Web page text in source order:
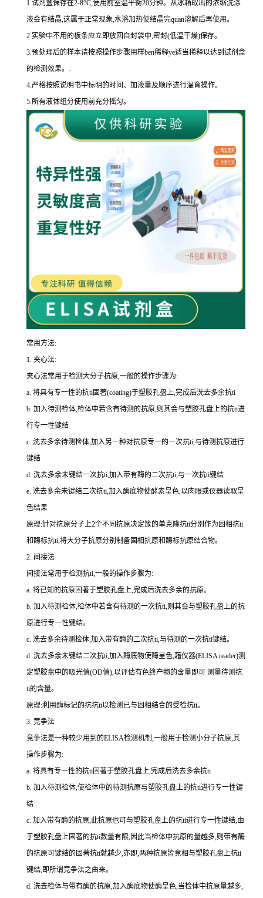
1.试剂盒保存在2-8°C,使用前室温平衡20分钟。从冰箱取出的浓缩洗涤
液会有结晶,这属于正常现象,水浴加热使结晶完quan溶解后再使用。
2.实验中不用的板条应立即放回自封袋中,密封(低温干燥)保存。
3.预处理后的样本请按照操作步骤用样ben稀释ye适当稀释以达到试剂盒
的检测效果。 .
4.严格按照说明书中标明的时间、加液量及顺序进行温育操作。
5.所有液体组分使用前充分摇匀。
常用方法:
1. 夹心法:
夹心法常用于检测大分子抗原,一般的操作步骤为:
a. 将具有专一性的抗ti固著(coating)于塑胶孔盘上,完成后洗去多余抗ti
b. 加入待测检体,检体中若含有待测的抗原,则其会与塑胶孔盘上的抗ti进
行专一性键结
c. 洗去多余待测检体,加入另一种对抗原专一的一次抗ti,与待测抗原进行
键结
d. 洗去多余未键结一次抗ti,加入带有酶的二次抗ti,与一次抗ti键结
e. 洗去多余未键结二次抗ti,加入酶底物使酵素呈色,以肉眼或仪器读取呈
色结果
原理:针对抗原分子上2个不同抗原决定簇的单克隆抗ti分别作为固相抗ti
和酶标抗ti,将大分子抗原分别制备固相抗原和酶标抗原结合物。
2. 间接法
间接法常用于检测抗ti,一般的操作步骤为:
a. 将已知的抗原固著于塑胶孔盘上,完成后洗去多余的抗原。
b. 加入待测检体,检体中若含有待测的一次抗ti,则其会与塑胶孔盘上的抗
原进行专一性键结。
c. 洗去多余待测检体,加入带有酶的二次抗ti,与待测的一次抗ti键结。
d. 洗去多余未键结二次抗ti,加入酶底物使酶呈色,藉仪器(ELISA reader)测
定塑胶盘中的吸光值(OD值),以评估有色终产物的含量即可 测量待测抗
ti的含量。
原理:利用酶标记的抗抗ti以检测已与固相结合的受检抗ti。
3. 竞争法
竞争法是一种较少用到的ELISA检测机制,一般用于检测小分子抗原,其
操作步骤为:
a. 将具有专一性的抗ti固著于塑胶孔盘上,完成后洗去多余抗ti
b. 加入待测检体,使检体中的待测抗原与塑胶孔盘上的抗ti进行专一性键
结
c. 加入带有酶的抗原,此抗原也可与塑胶孔盘上的抗ti进行专一性键结,由
于塑胶孔盘上固著的抗ti数量有限,因此当检体中抗原的量越多,则带有酶
的抗原可键结的固著抗ti就越少,亦即,两种抗原皆竞相与塑胶孔盘上抗ti
键结,即所谓竞争法之由来。
d. 洗去检体与带有酶的抗原,加入酶底物使酶呈色,当检体中抗原量越多,